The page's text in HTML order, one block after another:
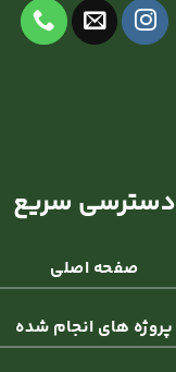
دسترسی سریع
صفحه اصلی
پروژه های انجام شده